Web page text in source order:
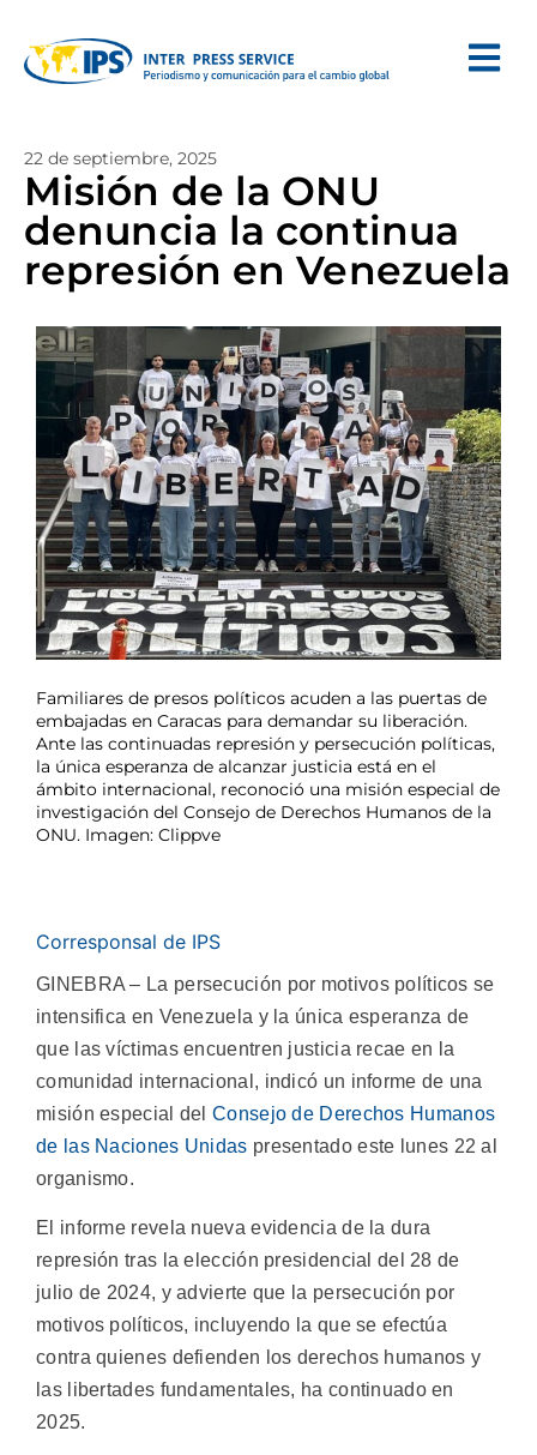
22 de septiembre, 2025
Misión de la ONU
denuncia la continua
represión en Venezuela
Familiares de presos políticos acuden a las puertas de
embajadas en Caracas para demandar su liberación.
Ante las continuadas represión y persecución políticas,
la única esperanza de alcanzar justicia está en el
ámbito internacional, reconoció una misión especial de
investigación del Consejo de Derechos Humanos de la
ONU. Imagen: Clippve
Corresponsal de IPS
GINEBRA – La persecución por motivos políticos se
intensifica en Venezuela y la única esperanza de
que las víctimas encuentren justicia recae en la
comunidad internacional, indicó un informe de una
misión especial delConsejo de Derechos Humanos
de las Naciones Unidas presentado este lunes 22 al
organismo.
El informe revela nueva evidencia de la dura
represión tras la elección presidencial del 28 de
julio de 2024, y advierte que la persecución por
motivos políticos, incluyendo la que se efectúa
contra quienes defienden los derechos humanos y
las libertades fundamentales, ha continuado en
2025.